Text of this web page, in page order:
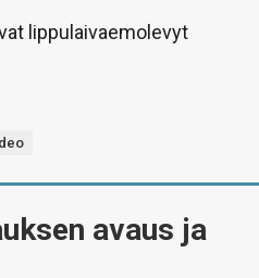
lippulaivaemolevyt
avaus ja